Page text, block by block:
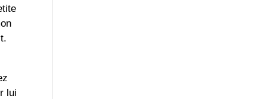
lui